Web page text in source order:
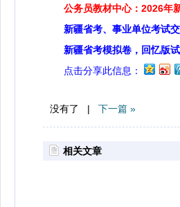
公务员教材中心：2026年
新疆省考、事业单位考试
新疆省考模拟卷，回忆版
点击分享此信息：
没有了 | 下一篇 »
相关文章